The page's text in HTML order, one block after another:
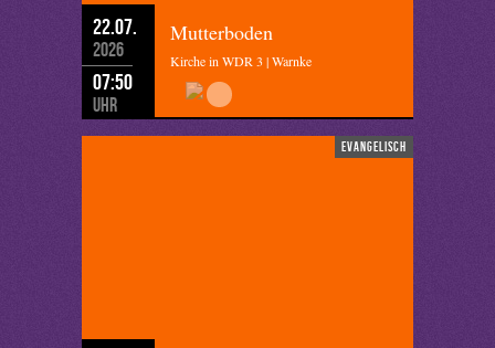
22.07.
2026
07:50
Uhr
Mutterboden
Kirche in WDR 3 | Warnke
evangelisch